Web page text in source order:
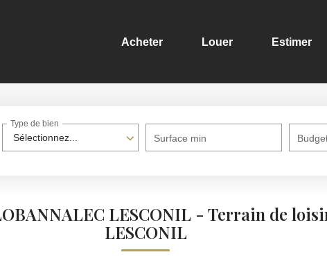
Acheter Louer Estimer
Sélectionnez...
Type de bien
Surface min
LESCONIL - Terrain de
LESCONIL